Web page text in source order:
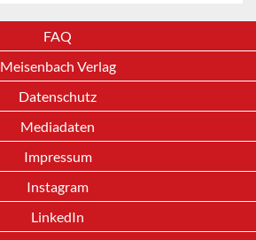
FAQ
Meisenbach Verlag
Datenschutz
Mediadaten
Impressum
Instagram
LinkedIn